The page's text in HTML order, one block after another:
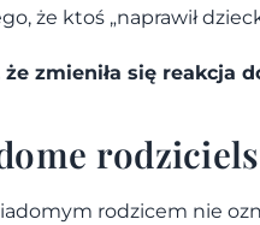
że ktoś „naprawił
zmieniła się reakcja
rodzicem nie